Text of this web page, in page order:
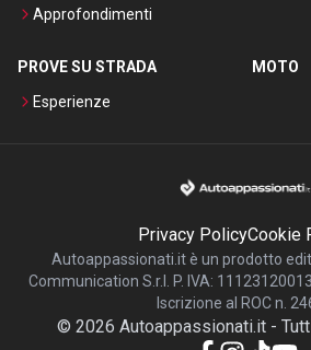
Approfondimenti
PROVE SU STRADA
Esperienze
MOTO
Privacy PolicyCookie
Autoappassionati.it è un prodotto
Communication S.r.l. P. IVA:
Iscrizione al ROC n.
© 2026 Autoappassionati.it -